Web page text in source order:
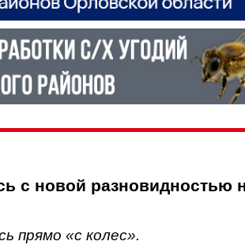
с новой разновидностью
прямо «с колес».